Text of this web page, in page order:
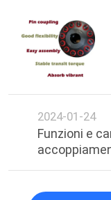
MAPPA
DEL
SITO
PRIVACY
POLICY
2024-01-24
Funzioni e